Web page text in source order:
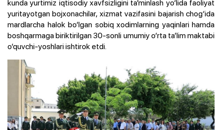
kunda yurtimiz iqtisodiy xavfsizligini ta’minlash yo‘lida faoliyat
yuritayotgan bojxonachilar, xizmat vazifasini bajarish chog‘ida
mardlarcha halok bo‘lgan sobiq xodimlarning yaqinlari hamda
boshqarmaga biriktirilgan 30-sonli umumiy o‘rta ta’lim maktabi
o‘quvchi-yoshlari ishtirok etdi.